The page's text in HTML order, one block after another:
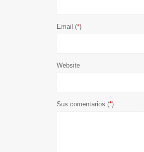
Email (*)
Website
Sus comentarios (*)